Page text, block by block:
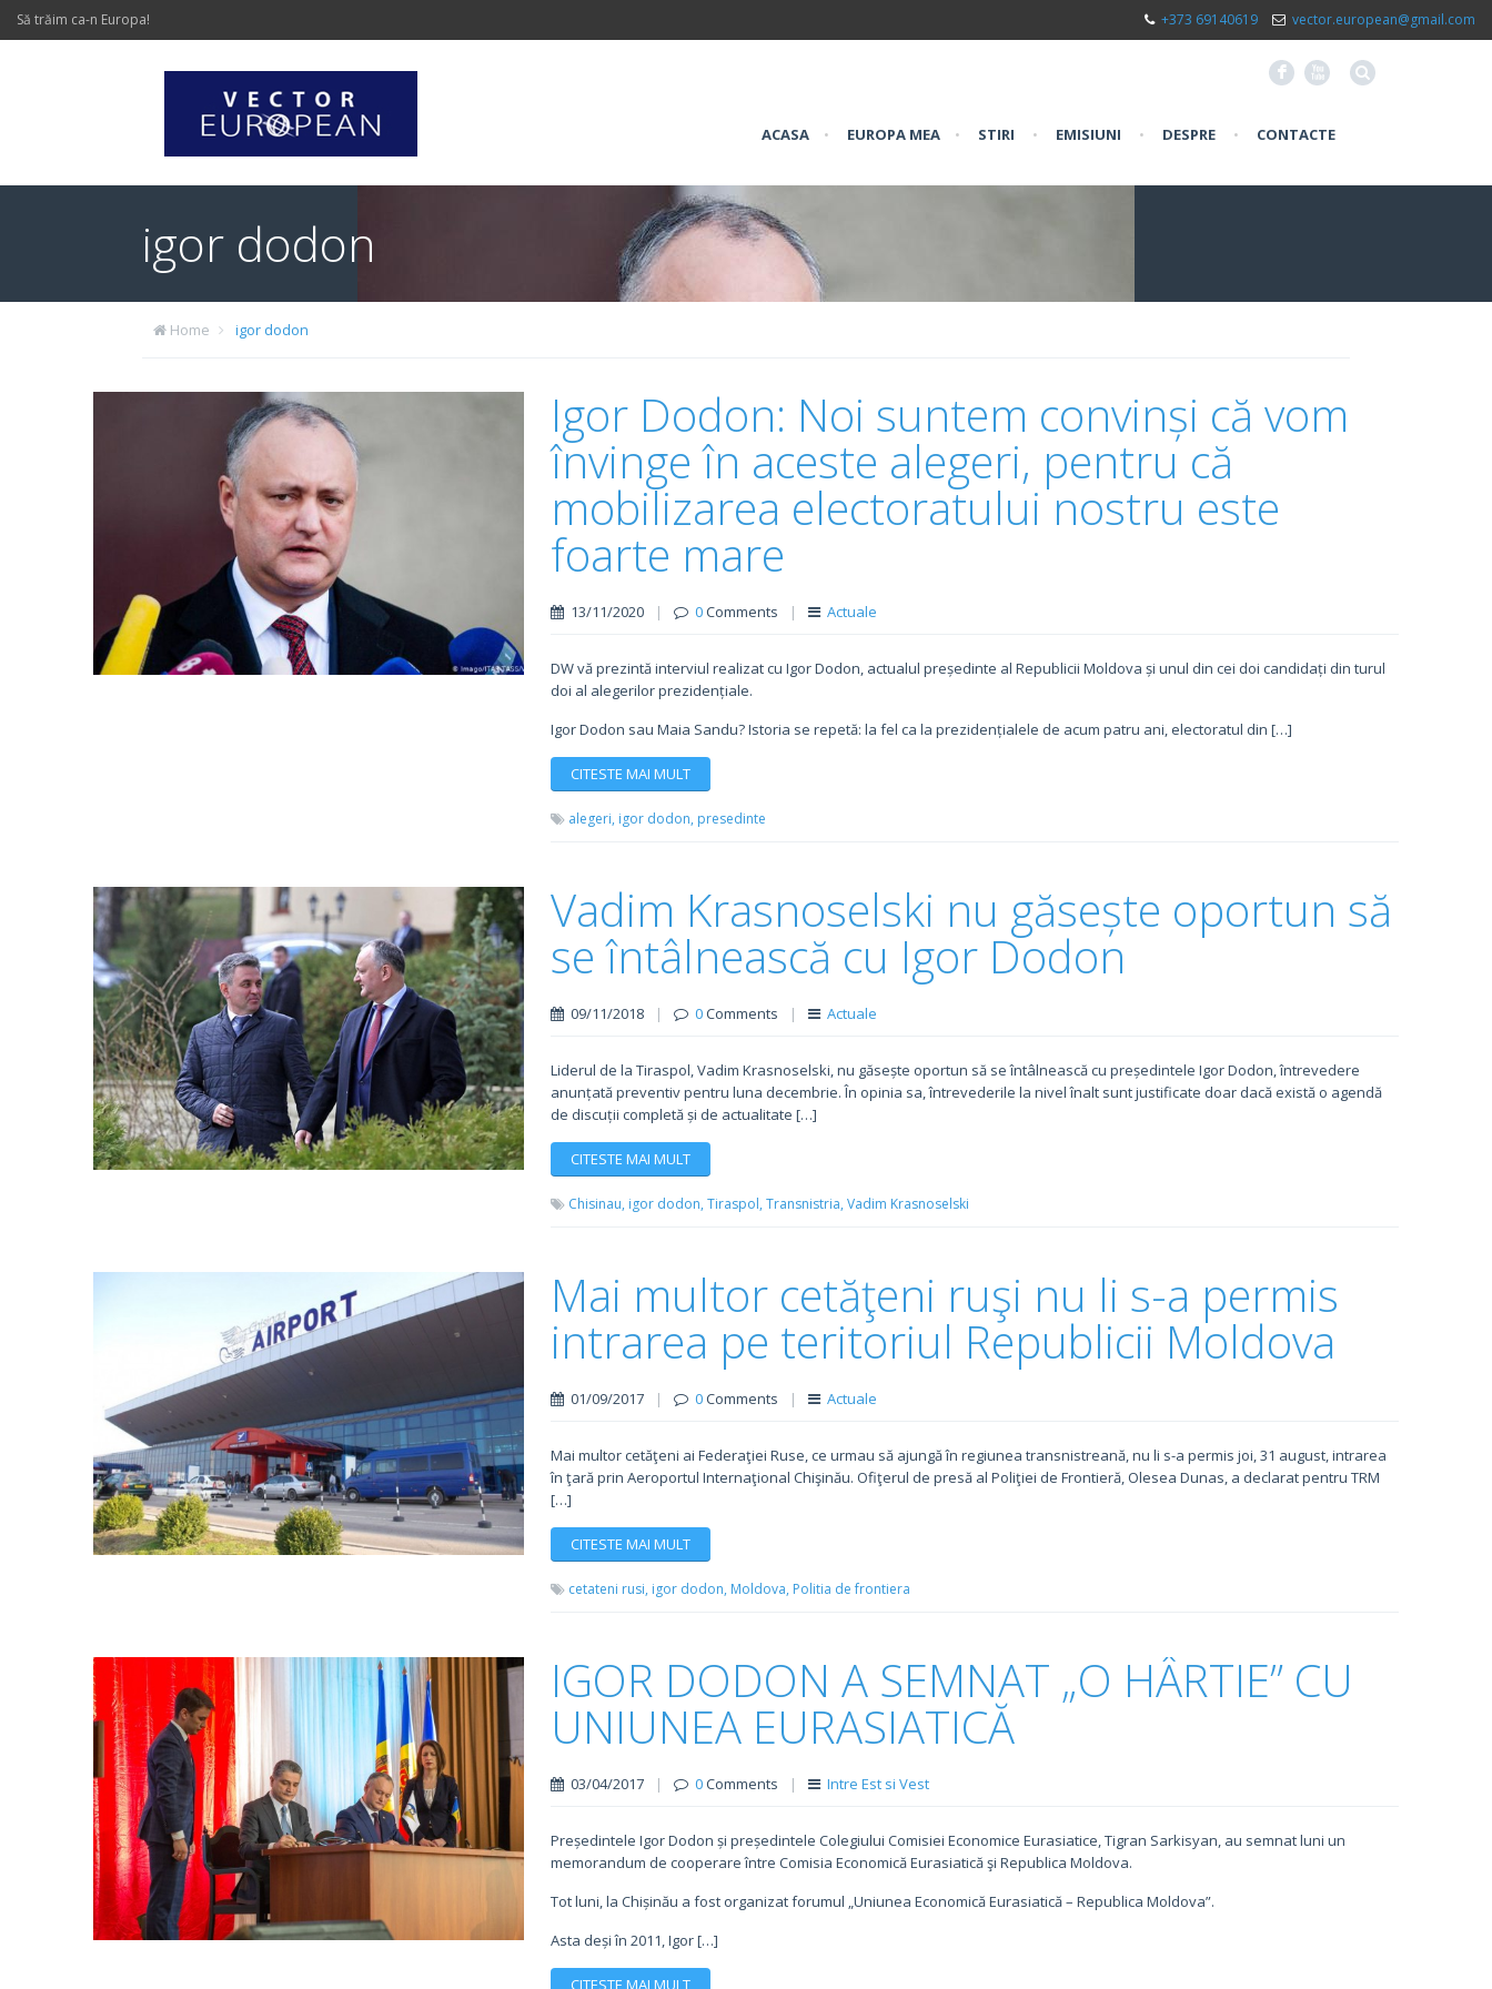
Să trăim ca-n Europa! +373 69140619 vector.european@gmail.com
F X
ACASA • EUROPA MEA • STIRI • EMISIUNI • DESPRE • CONTACTE
igor dodon
Home igor dodon
Igor Dodon: Noi suntem convinși că vom
învinge în aceste alegeri, pentru că
mobilizarea electoratului nostru este
foarte mare
13/11/2020 | 0Comments | Actuale
DW vă prezintă interviul realizat cu Igor Dodon, actualul președinte al Republicii Moldova și unul din cei doi candidați din turul
doi al alegerilor prezidențiale.
Igor Dodon sau Maia Sandu? Istoria se repetă: la fel ca la prezidențialele de acum patru ani, electoratul din […]
CITESTE MAI MULT
alegeri, igor dodon, presedinte
Vadim Krasnoselski nu găsește oportun să
se întâlnească cu Igor Dodon
09/11/2018 | 0Comments | Actuale
Liderul de la Tiraspol, Vadim Krasnoselski, nu găsește oportun să se întâlnească cu președintele Igor Dodon, întrevedere
anunțată preventiv pentru luna decembrie. În opinia sa, întrevederile la nivel înalt sunt justificate doar dacă există o agendă
de discuții completă și de actualitate […]
CITESTE MAI MULT
Chisinau, igor dodon, Tiraspol, Transnistria, Vadim Krasnoselski
Mai multor cetăţeni ruşi nu li s-a permis
intrarea pe teritoriul Republicii Moldova
01/09/2017 | 0Comments | Actuale
Mai multor cetăţeni ai Federaţiei Ruse, ce urmau să ajungă în regiunea transnistreană, nu li s-a permis joi, 31 august, intrarea
în ţară prin Aeroportul Internaţional Chişinău. Ofiţerul de presă al Poliţiei de Frontieră, Olesea Dunas, a declarat pentru TRM
[…]
CITESTE MAI MULT
cetateni rusi, igor dodon, Moldova, Politia de frontiera
IGOR DODON A SEMNAT „O HÂRTIE” CU
UNIUNEA EURASIATICĂ
03/04/2017 | 0Comments | Intre Est si Vest
Președintele Igor Dodon și președintele Colegiului Comisiei Economice Eurasiatice, Tigran Sarkisyan, au semnat luni un
memorandum de cooperare între Comisia Economică Eurasiatică şi Republica Moldova.
Tot luni, la Chișinău a fost organizat forumul „Uniunea Economică Eurasiatică – Republica Moldova”.
Asta deși în 2011, Igor […]
CITESTE MAI MULT